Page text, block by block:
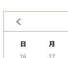
日 月
26 27